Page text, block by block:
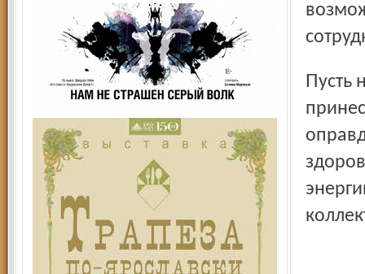
Пусть новый 2013 год будет успешным, созидательным,